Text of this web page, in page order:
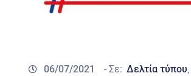
06/07/2021 - Σε: Δελτία τύπου